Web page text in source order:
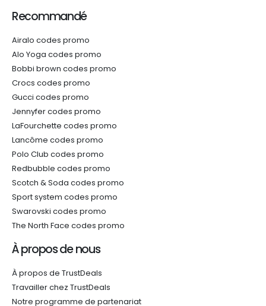
Recommandé
Airalo codes promo
Alo Yoga codes promo
Bobbi brown codes promo
Crocs codes promo
Gucci codes promo
Jennyfer codes promo
LaFourchette codes promo
Lancôme codes promo
Polo Club codes promo
Redbubble codes promo
Scotch & Soda codes promo
Sport system codes promo
Swarovski codes promo
The North Face codes promo
À propos de nous
À propos de TrustDeals
Travailler chez TrustDeals
Notre programme de partenariat